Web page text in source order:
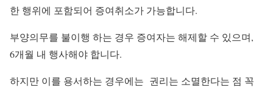
한 행위에 포함되어 증여취소가 가능합니다.
부양의무를 불이행 하는 경우 증여자는 해제할 수 있으며,
6개월 내 행사해야 합니다.
하지만 이를 용서하는 경우에는 권리는 소멸한다는 점 꼭